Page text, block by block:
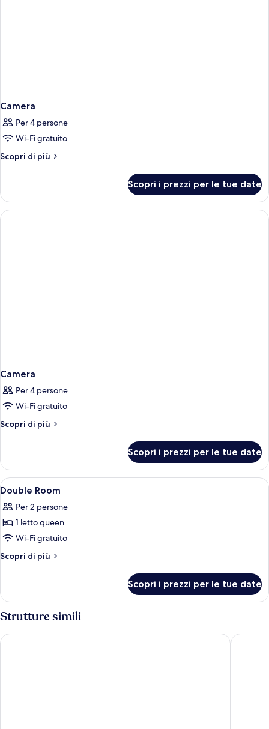
Camera
Per 4 persone
Wi-Fi gratuito
Scopri di più
Altri
Scopri i prezzi per le tue date
Camera
Per 4 persone
Wi-Fi gratuito
Scopri di più
Altri
Scopri i prezzi per le tue date
Apri
tutte
le
foto
per
Double
Una camera d'albergo con un letto,
4
Double Room
Per 2 persone
1 letto queen
Wi-Fi gratuito
Scopri di più
Altri
Room
Scopri i prezzi per le tue date
Strutture simili
B&B HOTEL Perpignan Sud Porte d'Espagne ibis